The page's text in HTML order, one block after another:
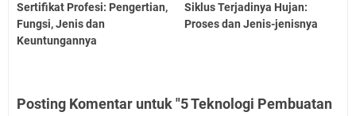
Sertifikat Profesi: Pengertian,
Fungsi, Jenis dan
Keuntungannya
Siklus Terjadinya Hujan:
Proses dan Jenis-jenisnya
Posting Komentar untuk "5 Teknologi Pembuatan